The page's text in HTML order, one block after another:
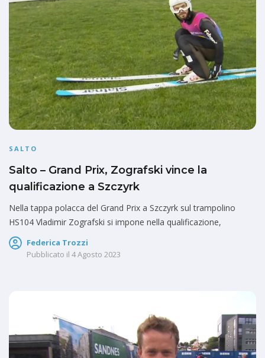
SALTO
Salto – Grand Prix, Zografski vince la
qualificazione a Szczyrk
Nella tappa polacca del Grand Prix a Szczyrk sul trampolino
HS104 Vladimir Zografski si impone nella qualificazione,
Federica Trozzi
Pubblicato il 4 Agosto 2023